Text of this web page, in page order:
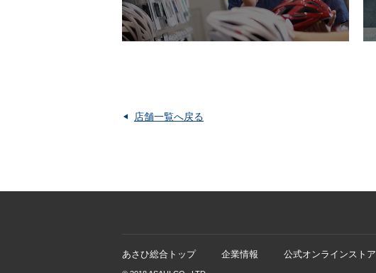
店舗一覧へ戻る
あさひ総合トップ 企業情報 公式オンラインストア